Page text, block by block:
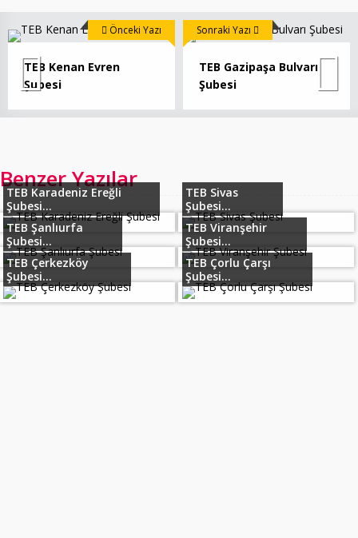
TEB Kenan Evren
Şubesi
Önceki Yazı
TEB Gazipaşa Bulvarı
Şubesi
Sonraki Yazı
Benzer Yazılar
TEB Karadeniz Ereğli
Şubesi...
TEB Sivas
Şubesi...
TEB Şanlıurfa
Şubesi...
TEB Viranşehir
Şubesi...
TEB Çerkezköy
Şubesi...
TEB Çorlu Çarşı
Şubesi...